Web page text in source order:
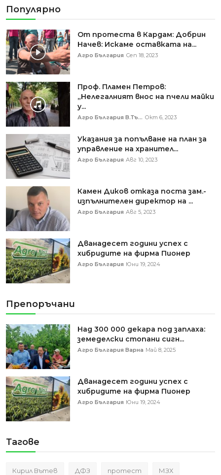
Популярно
От протеста в Кардам: Добрин
Начев: Искаме оставката на...
Агро България Сеп 18, 2023
Проф. Пламен Петров:
„Нелегалният внос на пчели майки
у...
Агро България В.Тъ... Окт 6, 2023
Указания за попълване на план за
управление на хранител...
Агро България Авг 10, 2023
Камен Диков отказа поста зам.-
изпълнителен директор на ...
Агро България Авг 5, 2023
Дванадесет години успех с
хибридите на фирма Пионер
Агро България Юни 19, 2024
Препоръчани
Над 300 000 декара под заплаха:
земеделски стопани сигн...
Агро България Варна Май 8, 2025
Дванадесет години успех с
хибридите на фирма Пионер
Агро България Юни 19, 2024
Тагове
Кирил Вътев ДФЗ протест МЗХ